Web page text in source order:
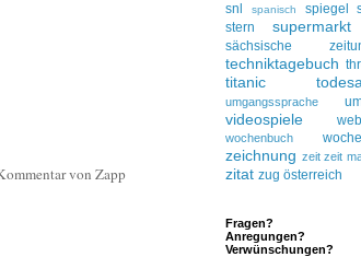
von Zapp
snl spanisch spiegel
stern
supermarkt
sächsische
techniktagebuch
titanic
umgangssprache
videospiele
wochenbuch
zeichnung zeit zeit
zitat zug österreich
Fragen?
Anregungen?
Verwünschungen?